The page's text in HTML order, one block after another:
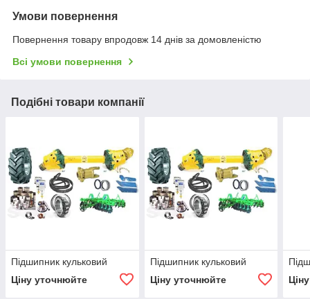
Умови повернення
Повернення товару впродовж 14 днів за домовленістю
Всі умови повернення
Подібні товари компанії
Пiдшипник кульковий
Ціну уточнюйте
Пiдшипник кульковий
Ціну уточнюйте